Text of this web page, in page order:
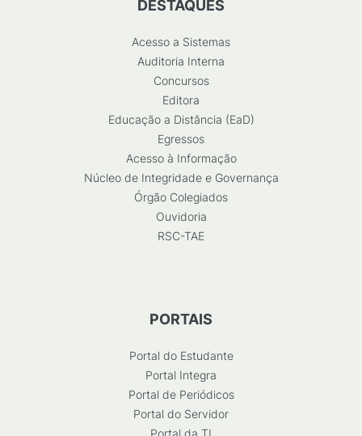
DESTAQUES
Acesso a Sistemas
Auditoria Interna
Concursos
Editora
Educação a Distância (EaD)
Egressos
Acesso à Informação
Núcleo de Integridade e Governança
Órgão Colegiados
Ouvidoria
RSC-TAE
PORTAIS
Portal do Estudante
Portal Integra
Portal de Periódicos
Portal do Servidor
Portal da TI